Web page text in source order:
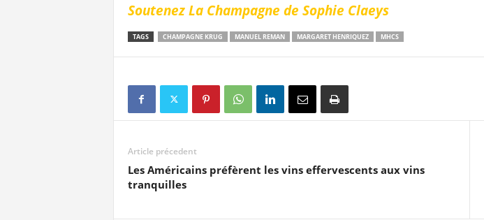
Soutenez La Champagne de Sophie Claeys
TAGS CHAMPAGNE KRUG MANUEL REMAN MARGARET HENRIQUEZ MHCS
Article précedent
Les Américains préfèrent les vins effervescents aux vins
tranquilles